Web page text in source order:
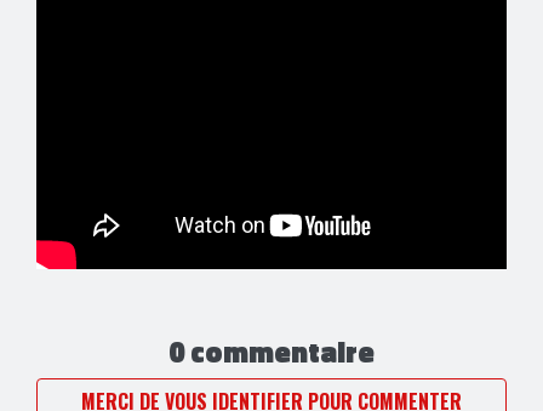
0 commentaire
MERCI DE VOUS IDENTIFIER POUR COMMENTER